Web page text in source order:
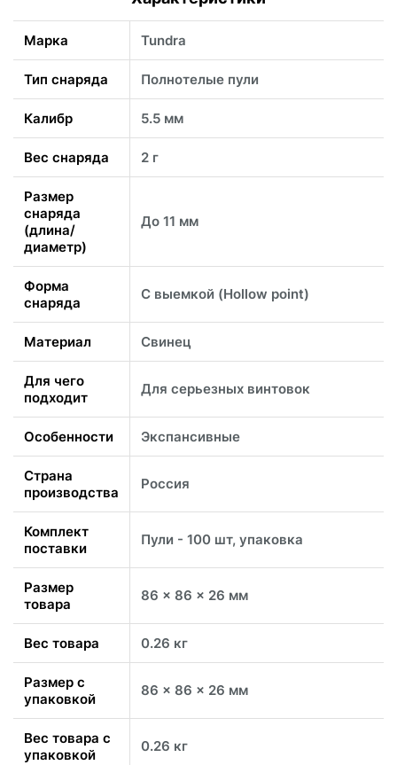
Марка Tundra
Тип снаряда Полнотелые пули
Калибр 5.5 мм
Вес снаряда 2 г
Размер
снаряда
(длина/
диаметр)
До 11 мм
Форма
снаряда
С выемкой (Hollow point)
Материал Свинец
Для чего
подходит
Для серьезных винтовок
Особенности Экспансивные
Страна
производства
Россия
Комплект
поставки
Пули - 100 шт, упаковка
Размер
товара
86 x 86 x 26 мм
Вес товара 0.26 кг
Размер с
упаковкой
86 x 86 x 26 мм
Вес товара с
упаковкой
0.26 кг